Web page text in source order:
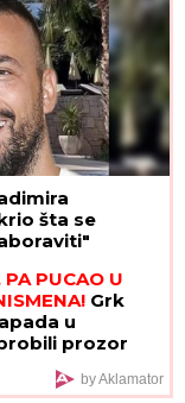
šta se
PUCAO U
Grk
u
prozor
by Aklamator